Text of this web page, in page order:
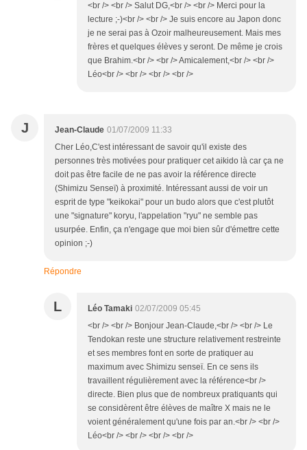
<br /> <br /> Salut DG,<br /> <br /> Merci pour la
lecture ;-)<br /> <br /> Je suis encore au Japon donc
je ne serai pas à Ozoir malheureusement. Mais mes
frères et quelques élèves y seront. De même je crois
que Brahim.<br /> <br /> Amicalement,<br /> <br />
Léo<br /> <br /> <br /> <br />
J Jean-Claude 01/07/2009 11:33
Cher Léo,C'est intéressant de savoir qu'il existe des
personnes très motivées pour pratiquer cet aikido là car ça ne
doit pas être facile de ne pas avoir la référence directe
(Shimizu Senseï) à proximité. Intéressant aussi de voir un
esprit de type "keikokai" pour un budo alors que c'est plutôt
une "signature" koryu, l'appelation "ryu" ne semble pas
usurpée. Enfin, ça n'engage que moi bien sûr d'émettre cette
opinion ;-)
Répondre
L Léo Tamaki 02/07/2009 05:45
<br /> <br /> Bonjour Jean-Claude,<br /> <br /> Le
Tendokan reste une structure relativement restreinte
et ses membres font en sorte de pratiquer au
maximum avec Shimizu senseï. En ce sens ils
travaillent régulièrement avec la référence<br />
directe. Bien plus que de nombreux pratiquants qui
se considèrent être élèves de maître X mais ne le
voient généralement qu'une fois par an.<br /> <br />
Léo<br /> <br /> <br /> <br />